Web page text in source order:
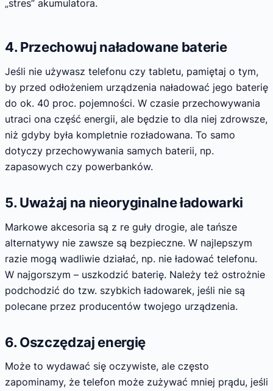
„stres” akumulatora.
4. Przechowuj naładowane baterie
Jeśli nie używasz telefonu czy tabletu, pamiętaj o tym,
by przed odłożeniem urządzenia naładować jego baterię
do ok. 40 proc. pojemności. W czasie przechowywania
utraci ona część energii, ale będzie to dla niej zdrowsze,
niż gdyby była kompletnie rozładowana. To samo
dotyczy przechowywania samych baterii, np.
zapasowych czy powerbanków.
5. Uważaj na nieoryginalne ładowarki
Markowe akcesoria są z re guły drogie, ale tańsze
alternatywy nie zawsze są bezpieczne. W najlepszym
razie mogą wadliwie działać, np. nie ładować telefonu.
W najgorszym – uszkodzić baterię. Należy też ostrożnie
podchodzić do tzw. szybkich ładowarek, jeśli nie są
polecane przez producentów twojego urządzenia.
6. Oszczędzaj energię
Może to wydawać się oczywiste, ale często
zapominamy, że telefon może zużywać mniej prądu, jeśli